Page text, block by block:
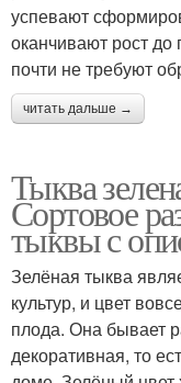
успевают
оканчивают рост
почти не требуют
читать дальше →
Тыква
Сортовое
тыквы с
Зелёная тыква
культур, и цвет
плода. Она бывает
декоративная, то